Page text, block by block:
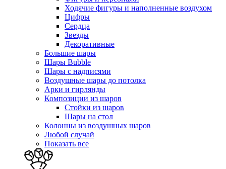
Ходячие фигуры и наполненные воздухом
Цифры
Сердца
Звезды
Декоративные
Большие шары
Шары Bubble
Шары с надписями
Воздушные шары до потолка
Арки и гирлянды
Композиции из шаров
Стойки из шаров
Шары на стол
Колонны из воздушных шаров
Любой случай
Показать все